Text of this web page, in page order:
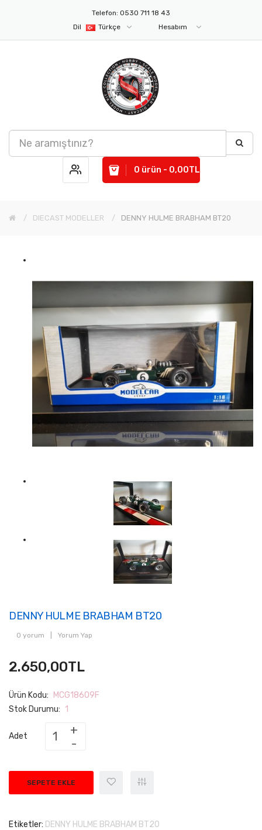
Telefon: 0530 711 18 43
Dil
Türkçe Hesabım
0 ürün - 0,00TL
DIECAST MODELLER DENNY HULME BRABHAM BT20
DENNY HULME BRABHAM BT20
0 yorum Yorum Yap
2.650,00TL
Ürün Kodu:
MCG18609F
Stok Durumu: 1
Adet
SEPETE EKLE
Etiketler: DENNY HULME BRABHAM BT20